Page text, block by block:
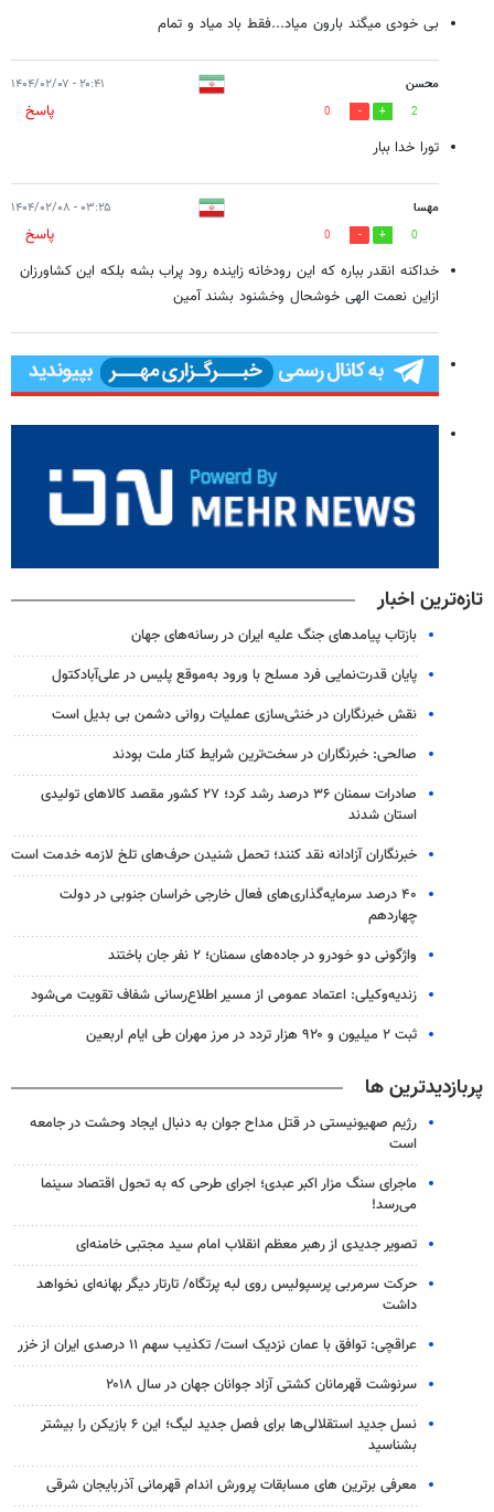
بی خودی میگند بارون میاد...فقط باد میاد و تمام
محسن ۲۰:۴۱ - ۱۴۰۴/۰۲/۰۷
2
0
پاسخ
تورا خدا ببار
مهسا ۰۳:۲۵ - ۱۴۰۴/۰۲/۰۸
0
0
پاسخ
خداکنه انقدر بباره که این رودخانه زاینده رود پراب بشه بلکه این کشاورزان
ازاین نعمت الهی خوشحال وخشنود بشند آمین
تازه‌ترین اخبار
بازتاب پیامدهای جنگ علیه ایران در رسانه‌های جهان
پایان قدرت‌نمایی فرد مسلح با ورود به‌موقع پلیس در علی‌آبادکتول
نقش خبرنگاران در خنثی‌سازی عملیات روانی دشمن بی بدیل است
صالحی: خبرنگاران در سخت‌ترین شرایط کنار ملت بودند
صادرات سمنان ۳۶ درصد رشد کرد؛ ۲۷ کشور مقصد کالاهای تولیدی
استان شدند
خبرنگاران آزادانه نقد کنند؛ تحمل شنیدن حرف‌های تلخ لازمه خدمت است
۴۰ درصد سرمایه‌گذاری‌های فعال خارجی خراسان جنوبی در دولت
چهاردهم
واژگونی دو خودرو در جاده‌های سمنان؛ ۲ نفر جان باختند
زندیه‌وکیلی: اعتماد عمومی از مسیر اطلاع‌رسانی شفاف تقویت می‌شود
ثبت ۲ میلیون و ۹۲۰ هزار تردد در مرز مهران طی ایام اربعین
پربازدیدترین ها
رژیم صهیونیستی در قتل مداح جوان به دنبال ایجاد وحشت در جامعه
است
ماجرای سنگ مزار اکبر عبدی؛ اجرای طرحی که به تحول اقتصاد سینما
می‌رسد!
تصویر جدیدی از رهبر معظم انقلاب امام سید مجتبی خامنه‌ای
حرکت سرمربی پرسپولیس روی لبه پرتگاه/ تارتار دیگر بهانه‌ای نخواهد
داشت
عراقچی: توافق با عمان نزدیک است/ تکذیب سهم ۱۱ درصدی ایران از خزر
سرنوشت قهرمانان کشتی آزاد جوانان جهان در سال ۲۰۱۸
نسل جدید استقلالی‌ها برای فصل جدید لیگ؛ این ۶ بازیکن را بیشتر
بشناسید
معرفی برترین های مسابقات پرورش اندام قهرمانی آذربایجان شرقی